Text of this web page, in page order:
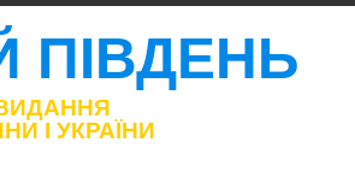
ПІВДЕНЬ
І УКРАЇНИ